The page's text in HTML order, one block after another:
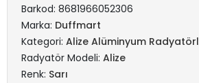
Barkod: 8681966052306
Marka: Duffmart
Kategori: Alize Alüminyum
Radyatör Modeli: Alize
Renk: Sarı